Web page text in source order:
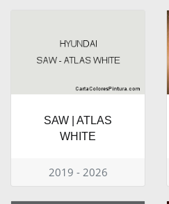
SAW | ATLAS
WHITE
2019 - 2026